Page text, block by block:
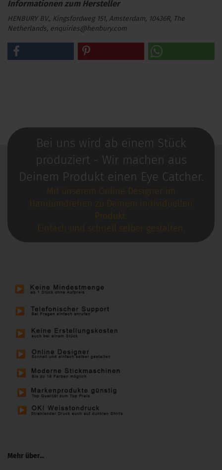
HENBURY BV., Kingsfordweg 151, Amsterdam, 10436R, The
Netherlands, enquiries@henbury.com
Bei uns wird ab einem Stück
produziert - Wir machen aus
Deinem Produkt einen Eye Catcher.
Mit unserem Online Designer im
Handumdrehen zu Deinem individuellen
Produkt.
Einfach und schnell selber gestalten.
Mehr über...